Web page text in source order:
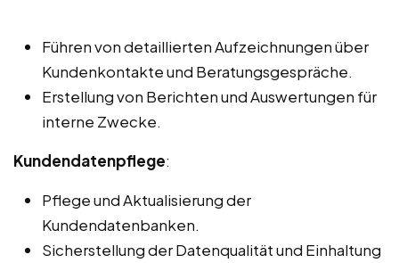
Führen von detaillierten Aufzeichnungen über
Kundenkontakte und Beratungsgespräche.
Erstellung von Berichten und Auswertungen für
interne Zwecke.
Kundendatenpflege:
Pflege und Aktualisierung der
Kundendatenbanken.
Sicherstellung der Datenqualität und Einhaltung